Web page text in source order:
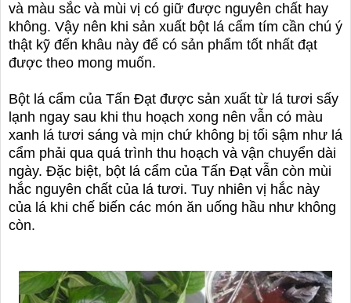
và màu sắc và mùi vị có giữ được nguyên chất hay
không. Vậy nên khi sản xuất bột lá cẩm tím cần chú ý
thật kỹ đến khâu này để có sản phẩm tốt nhất đạt
được theo mong muốn.
Bột lá cẩm của Tấn Đạt được sản xuất từ lá tươi sấy
lạnh ngay sau khi thu hoạch xong nên vẫn có màu
xanh lá tươi sáng và mịn chứ không bị tối sậm như lá
cẩm phải qua quá trình thu hoạch và vận chuyển dài
ngày. Đặc biệt, bột lá cẩm của Tấn Đạt vẫn còn mùi
hắc nguyên chất của lá tươi. Tuy nhiên vị hắc này
của lá khi chế biến các món ăn uống hầu như không
còn.